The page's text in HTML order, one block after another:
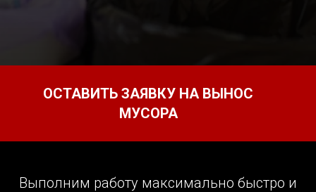
ОСТАВИТЬ ЗАЯВКУ НА ВЫНОС
МУСОРА
Выполним работу максимально быстро и